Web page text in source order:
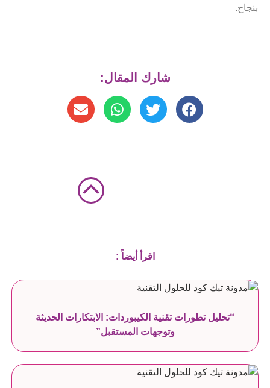
بنجاح.
شارك المقال:
اقرأ أيضاً :
“تحليل تطورات تقنية الكيبوردات: الابتكارات الحديثة
وتوجهات المستقبل”